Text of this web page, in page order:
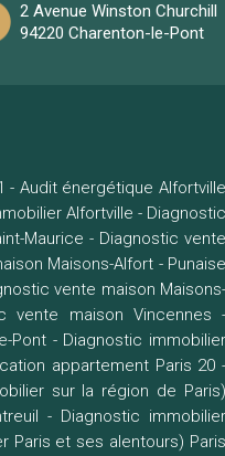
2 Avenue Winston Churchill
94220 Charenton-le-Pont
- Audit énergétique Alfortville
Alfortville - Diagnostic
Maurice - Diagnostic vente
Maisons-Alfort - Punaise
vente maison Maisons-
vente maison Vincennes -
Pont - Diagnostic immobilier
appartement Paris 20 -
sur la région de Paris)
- Diagnostic immobilier
Paris et ses alentours) Paris